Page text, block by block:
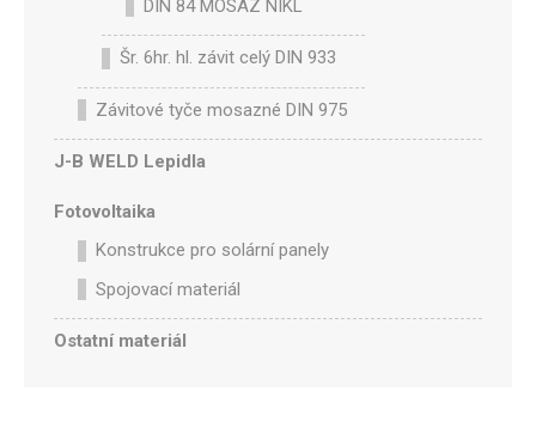
DIN 84 MOSAZ NIKL
Šr. 6hr. hl. závit celý DIN 933
Závitové tyče mosazné DIN 975
J-B WELD Lepidla
Fotovoltaika
Konstrukce pro solární panely
Spojovací materiál
Ostatní materiál